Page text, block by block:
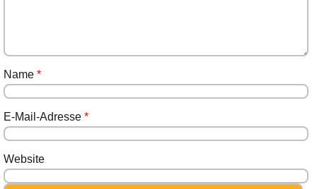
Name *
E-Mail-Adresse *
Website